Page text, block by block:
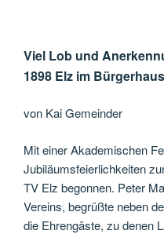
Viel Lob und
1898 Elz im Bürgerhaus
von Kai Gemeinder
Mit einer Akademischen
Jubiläumsfeierlichkeiten
TV Elz begonnen. Peter
Vereins, begrüßte neben
die Ehrengäste, zu denen